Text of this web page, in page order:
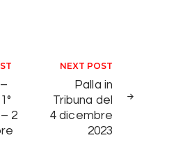
articoli
2
NEXT POST
Palla in
Tribuna del
4 dicembre
2023